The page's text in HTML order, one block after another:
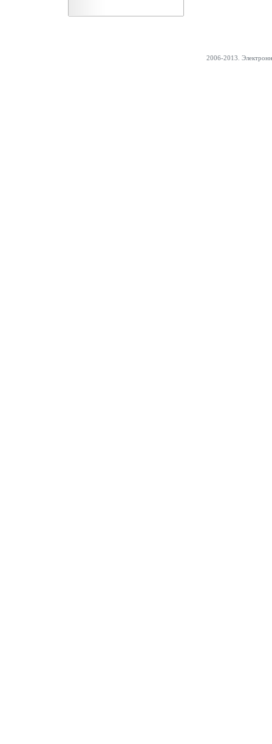
2006-2013.